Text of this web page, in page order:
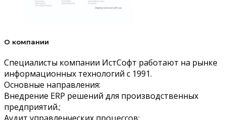
О компании
Специалисты компании ИстСофт работают на рынке
информационных технологий с 1991.
Основные направления:
Внедрение ERP решений для производственных
предприятий.;